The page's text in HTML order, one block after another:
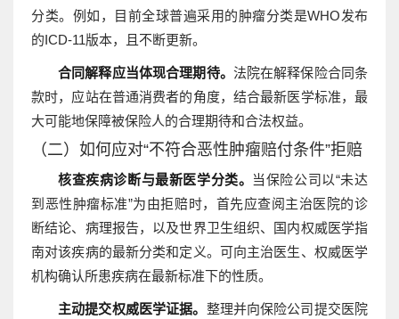
分类。例如，目前全球普遍采用的肿瘤分类是WHO发布
的ICD-11版本，且不断更新。
合同解释应当体现合理期待。 法院在解释保险合同条
款时，应站在普通消费者的角度，结合最新医学标准，最
大可能地保障被保险人的合理期待和合法权益。
（二）如何应对“不符合恶性肿瘤赔付条件”拒赔
核查疾病诊断与最新医学分类。
当保险公司以“未达
到恶性肿瘤标准”为由拒赔时，首先应查阅主治医院的诊
断结论、病理报告，以及世界卫生组织、国内权威医学指
南对该疾病的最新分类和定义。可向主治医生、权威医学
机构确认所患疾病在最新标准下的性质。
主动提交权威医学证据。 整理并向保险公司提交医院